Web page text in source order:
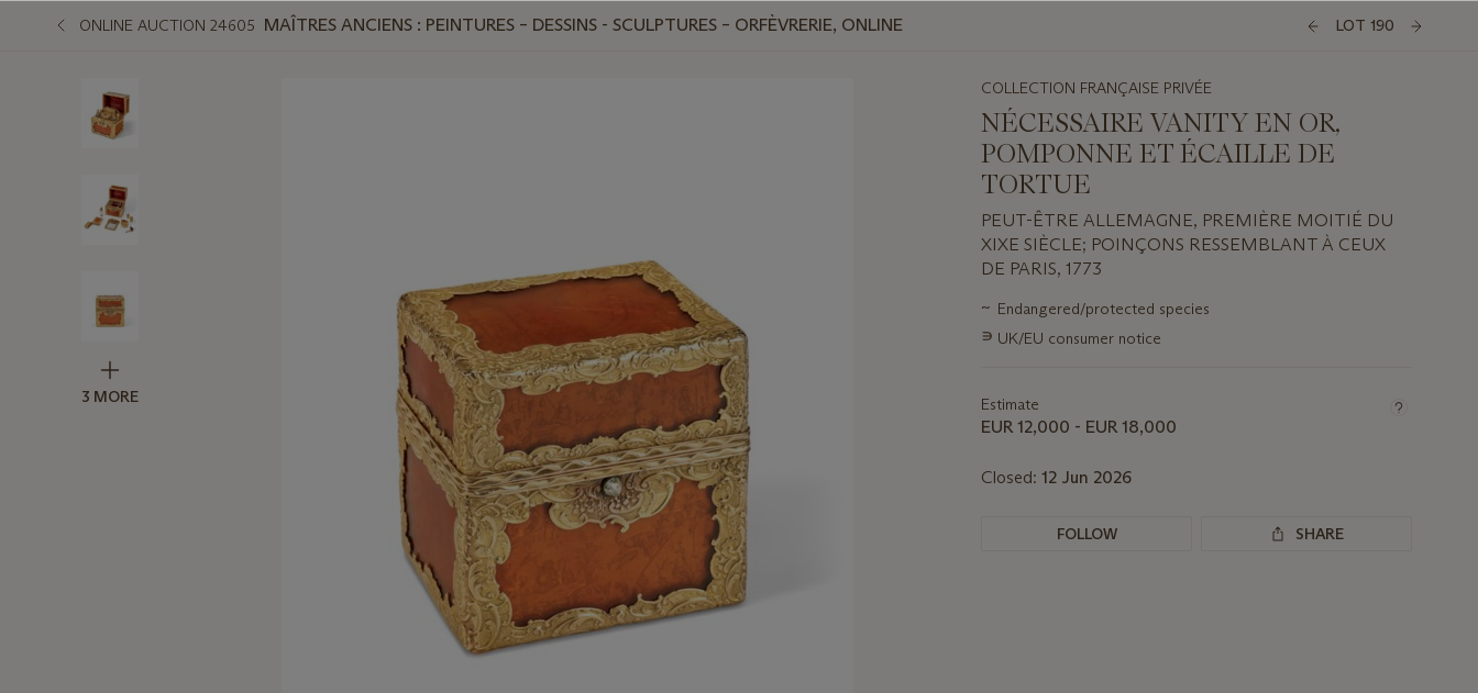
ONLINE AUCTION 24605 MAÎTRES ANCIENS : PEINTURES – DESSINS - SCULPTURES – ORFÈVRERIE, ONLINE LOT 190
3 MORE
COLLECTION FRANÇAISE PRIVÉE
NÉCESSAIRE VANITY EN OR,
POMPONNE ET ÉCAILLE DE
TORTUE
PEUT-ÊTRE ALLEMAGNE, PREMIÈRE MOITIÉ DU
XIXE SIÈCLE; POINÇONS RESSEMBLANT À CEUX
DE PARIS, 1773
Important
information
about
~ Endangered/protected species
∍ UK/EU consumer notice
Estimate
EUR 12,000 - EUR 18,000
Closed: 12 Jun 2026
FOLLOW SHARE